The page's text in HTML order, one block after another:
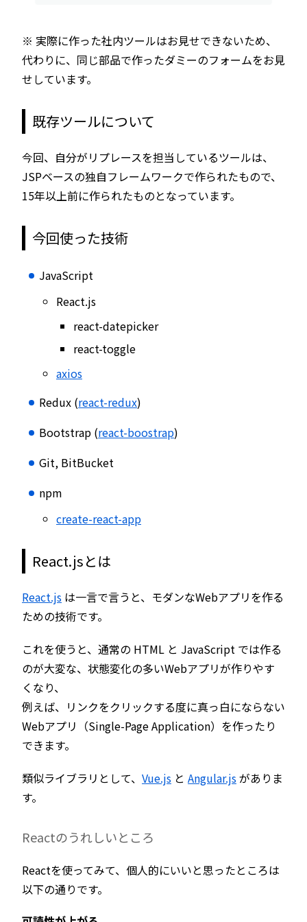
※ 実際に作った社内ツールはお見せできないため、
代わりに、同じ部品で作ったダミーのフォームをお見
せしています。
既存ツールについて
今回、自分がリプレースを担当しているツールは、
JSPベースの独自フレームワークで作られたもので、
15年以上前に作られたものとなっています。
今回使った技術
JavaScript
React.js
react-datepicker
react-toggle
axios
Redux (react-redux)
Bootstrap (react-boostrap)
Git, BitBucket
npm
create-react-app
React.jsとは
React.js は一言で言うと、モダンなWebアプリを作る
ための技術です。
これを使うと、通常の HTML と JavaScript では作る
のが大変な、状態変化の多いWebアプリが作りやす
くなり、
例えば、リンクをクリックする度に真っ白にならない
Webアプリ（Single-Page Application）を作ったり
できます。
類似ライブラリとして、 Vue.js と Angular.jsがありま
す。
Reactのうれしいところ
Reactを使ってみて、個人的にいいと思ったところは
以下の通りです。